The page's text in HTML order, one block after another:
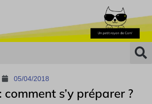
05/04/2018
comment s’y préparer ?